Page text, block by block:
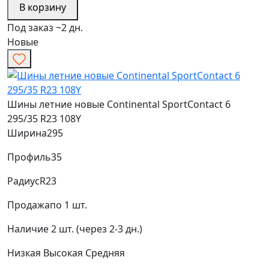
В корзину
Под заказ ~2 дн.
Новые
Шины летние новые Continental SportContact 6
295/35 R23 108Y
Ширина295
Профиль35
РадиусR23
Продажапо 1 шт.
Наличие2 шт. (через 2-3 дн.)
Низкая Высокая Средняя